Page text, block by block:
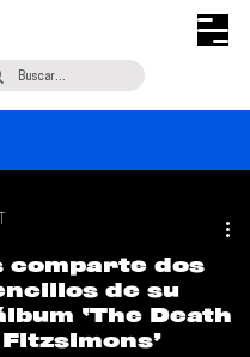
comparte dos
de su
‘The Death